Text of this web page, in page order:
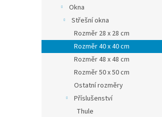
Okna
Střešní okna
Rozměr 28 x 28 cm
Rozměr 40 x 40 cm
Rozměr 48 x 48 cm
Rozměr 50 x 50 cm
Ostatní rozměry
Příslušenství
Thule